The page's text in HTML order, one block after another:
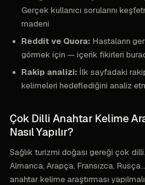
Gerçek kullanıcı sorularını
madeni
Reddit ve Quora: Hastaların
görmek için — içerik fikirleri
Rakip analizi: İlk sayfadaki
kelimeleri hedeflediğini analiz
Çok Dilli Anahtar Kelime
Nasıl Yapılır?
Sağlık turizmi doğası gereği çok
Almanca, Arapça, Fransızca,
anahtar kelime araştırması